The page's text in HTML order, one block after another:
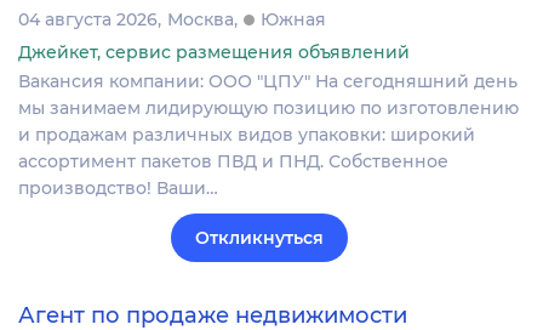
04 августа 2026 Москва
Южная
Джейкет, сервис размещения объявлений
Вакансия компании: ООО "ЦПУ" На сегодняшний день
мы занимаем лидирующую позицию по изготовлению
и продажам различных видов упаковки: широкий
ассортимент пакетов ПВД и ПНД. Собственное
производство! Ваши…
Откликнуться
Агент по продаже недвижимости